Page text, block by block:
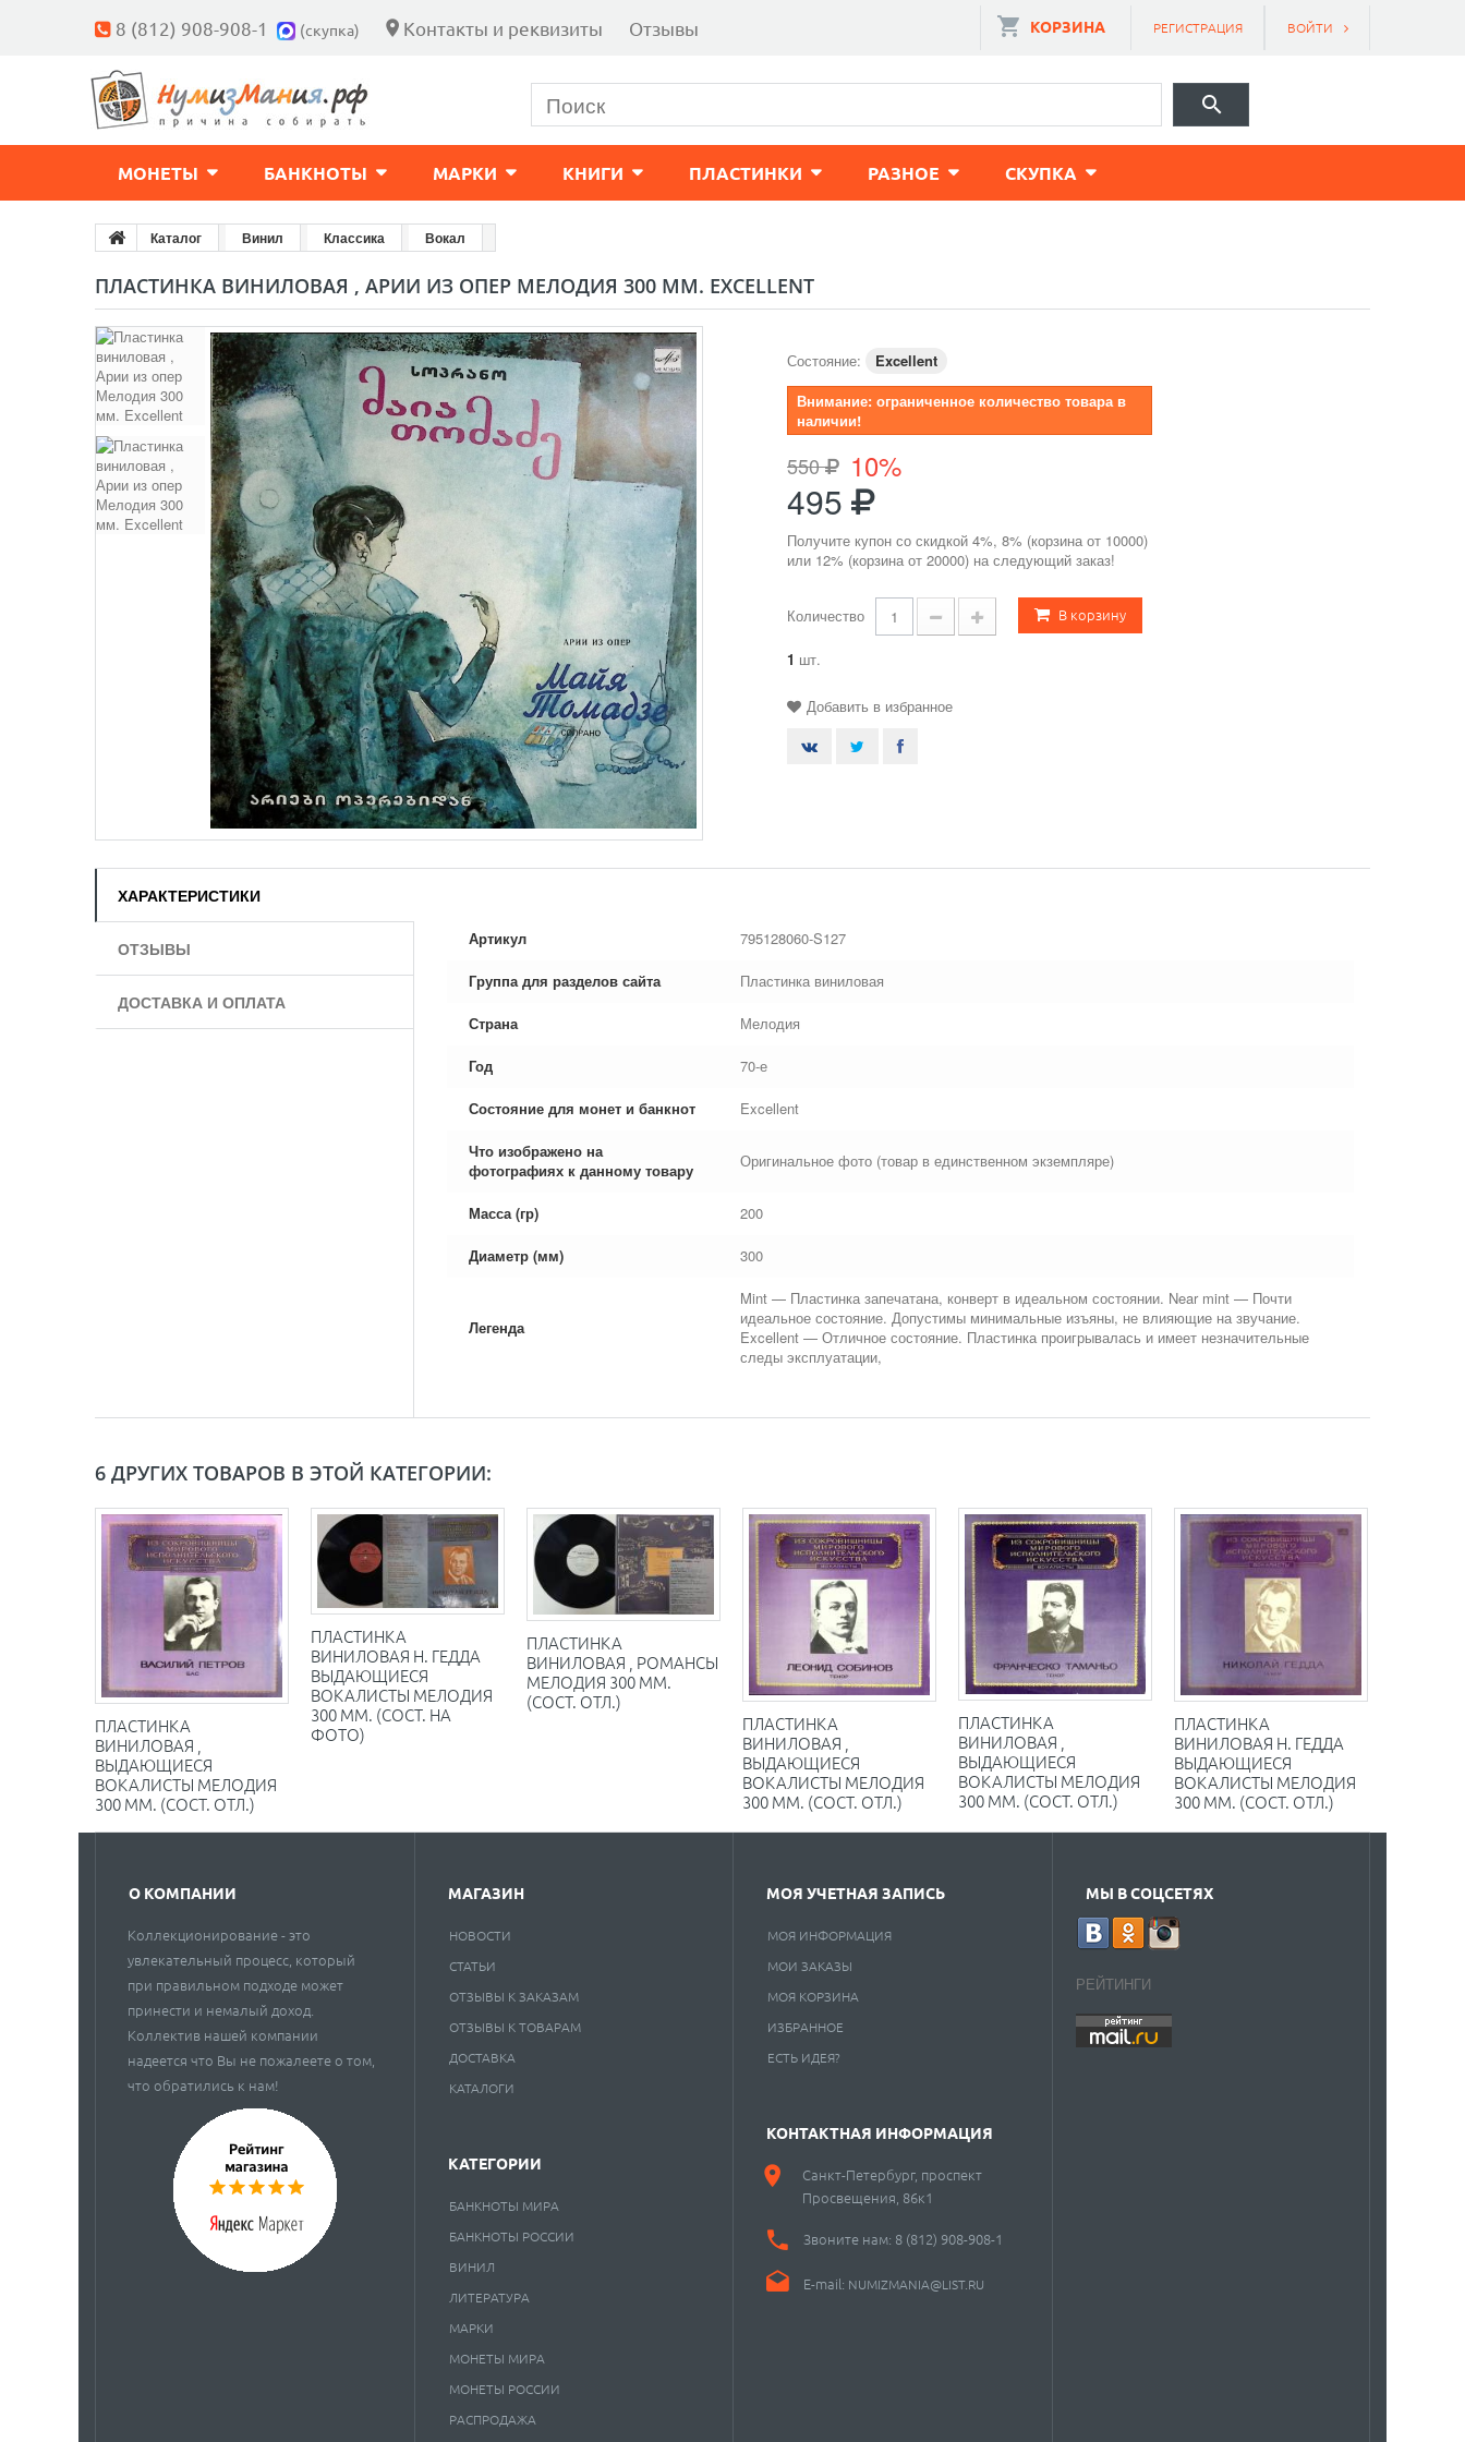
8 (812) 908-908-1 (скупка) Контакты и реквизиты Отзывы ВОЙТИ
РЕГИСТРАЦИЯ
КОРЗИНА
МОНЕТЫ БАНКНОТЫ МАРКИ КНИГИ ПЛАСТИНКИ РАЗНОЕ CКУПКА
Каталог Винил Классика Вокал
ПЛАСТИНКА ВИНИЛОВАЯ , АРИИ ИЗ ОПЕР МЕЛОДИЯ 300 ММ. EXCELLENT
Состояние:
Excellent
Внимание: ограниченное количество товара в
наличии!
550 10%
495
Получите купон со скидкой 4%, 8% (корзина от 10000)
или 12% (корзина от 20000) на следующий заказ!
Количество В корзину
1 шт.
Добавить в избранное
ХАРАКТЕРИСТИКИ
ОТЗЫВЫ
ДОСТАВКА И ОПЛАТА
Артикул 795128060-S127
Группа для разделов сайта Пластинка виниловая
Страна Мелодия
Год 70-е
Состояние для монет и банкнот Excellent
Что изображено на
фотографиях к данному товару
Оригинальное фото (товар в единственном экземпляре)
Масса (гр) 200
Диаметр (мм) 300
Легенда
Mint — Пластинка запечатана, конверт в идеальном состоянии. Near mint — Почти
идеальное состояние. Допустимы минимальные изъяны, не влияющие на звучание.
Excellent — Отличное состояние. Пластинка проигрывалась и имеет незначительные
следы эксплуатации,
6 ДРУГИХ ТОВАРОВ В ЭТОЙ КАТЕГОРИИ:
ПЛАСТИНКА
ВИНИЛОВАЯ ,
ВЫДАЮЩИЕСЯ
ВОКАЛИСТЫ МЕЛОДИЯ
300 ММ. (СОСТ. ОТЛ.)
ПЛАСТИНКА
ВИНИЛОВАЯ Н. ГЕДДА
ВЫДАЮЩИЕСЯ
ВОКАЛИСТЫ МЕЛОДИЯ
300 ММ. (СОСТ. НА
ФОТО)
ПЛАСТИНКА
ВИНИЛОВАЯ , РОМАНСЫ
МЕЛОДИЯ 300 ММ.
(СОСТ. ОТЛ.)
ПЛАСТИНКА
ВИНИЛОВАЯ ,
ВЫДАЮЩИЕСЯ
ВОКАЛИСТЫ МЕЛОДИЯ
300 ММ. (СОСТ. ОТЛ.)
ПЛАСТИНКА
ВИНИЛОВАЯ ,
ВЫДАЮЩИЕСЯ
ВОКАЛИСТЫ МЕЛОДИЯ
300 ММ. (СОСТ. ОТЛ.)
ПЛАСТИНКА
ВИНИЛОВАЯ Н. ГЕДДА
ВЫДАЮЩИЕСЯ
ВОКАЛИСТЫ МЕЛОДИЯ
300 ММ. (СОСТ. ОТЛ.)
О КОМПАНИИ
Коллекционирование - это
увлекательный процесс, который
при правильном подходе может
принести и немалый доход.
Коллектив нашей компании
надеется что Вы не пожалеете о том,
что обратились к нам!
МАГАЗИН
НОВОСТИ
СТАТЬИ
ОТЗЫВЫ К ЗАКАЗАМ
ОТЗЫВЫ К ТОВАРАМ
ДОСТАВКА
КАТАЛОГИ
КАТЕГОРИИ
БАНКНОТЫ МИРА
БАНКНОТЫ РОССИИ
ВИНИЛ
ЛИТЕРАТУРА
МАРКИ
МОНЕТЫ МИРА
МОНЕТЫ РОССИИ
РАСПРОДАЖА
МОЯ УЧЕТНАЯ ЗАПИСЬ
МОЯ ИНФОРМАЦИЯ
МОИ ЗАКАЗЫ
МОЯ КОРЗИНА
ИЗБРАННОЕ
ЕСТЬ ИДЕЯ?
КОНТАКТНАЯ ИНФОРМАЦИЯ
Санкт-Петербург, проспект
Просвещения, 86к1
Звоните нам: 8 (812) 908-908-1
E-mail: NUMIZMANIA@LIST.RU
МЫ В СОЦСЕТЯХ
РЕЙТИНГИ